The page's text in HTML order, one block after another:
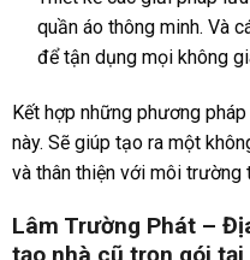
quần áo thông minh. Và
để tận dụng mọi không
Kết hợp những phương
này. Sẽ giúp tạo ra một
và thân thiện với môi trường
Lâm Trường Phát –